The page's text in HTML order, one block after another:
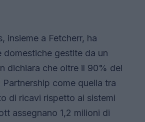
insieme a Fetcherr, ha
gestite da un
dichiara che oltre il 90% dei
Partnership come quella tra
di ricavi rispetto ai sistemi
assegnano 1,2 milioni di